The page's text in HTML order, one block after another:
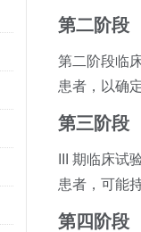
第二阶段
第二阶段临
患者，以确
第三阶段
III 期临床
患者，可能
第四阶段